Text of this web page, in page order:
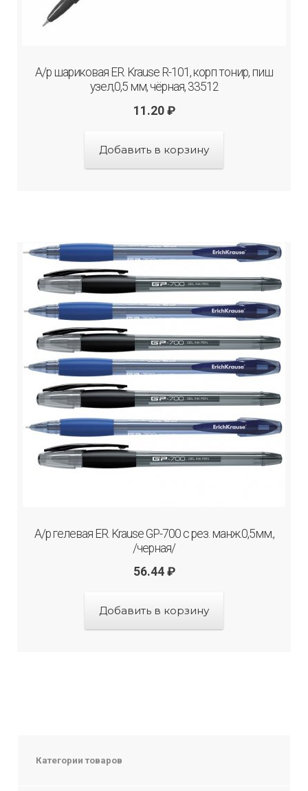
А/р шариковая ER. Krause R-101, корп тонир, пиш
узел,0,5 мм, чёрная, 33512
11.20 ₽
Добавить в корзину
А/р гелевая ER. Krause GP-700 с рез. манж.0,5мм.,
/черная/
56.44 ₽
Добавить в корзину
Категории товаров